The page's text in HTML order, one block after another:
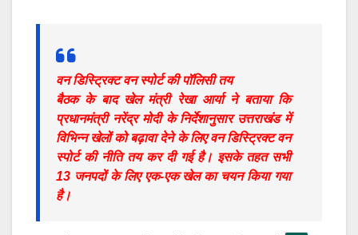
वन डिस्ट्रिक्ट वन स्पोर्ट की पॉलिसी तय
बैठक के बाद खेल मंत्री रेखा आर्या ने बताया कि
प्रधानमंत्री नरेंद्र मोदी के निर्देशानुसार उत्तराखंड में
विभिन्न खेलों को बढ़ावा देने के लिए वन डिस्ट्रिक्ट वन
स्पोर्ट की नीति तय कर दी गई है। इसके तहत सभी
13 जनपदों के लिए एक-एक खेल का चयन किया गया
है।